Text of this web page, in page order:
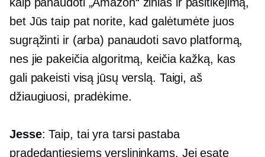
bet Jūs taip pat norite, kad galėtumėte juos
sugrąžinti ir (arba) panaudoti savo platformą,
nes jie pakeičia algoritmą, keičia kažką, kas
gali pakeisti visą jūsų verslą. Taigi, aš
džiaugiuosi, pradėkime.
Jesse: Taip, tai yra tarsi pastaba
pradedantiesiems verslininkams. Jei esate